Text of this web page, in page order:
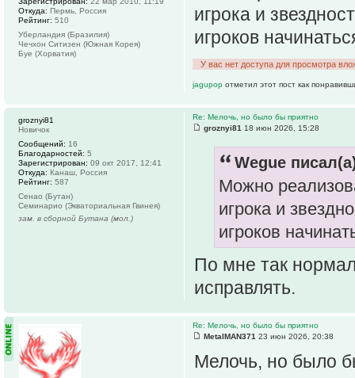
игрока и
игроков
У вас нет доступа для просмотра
jagupop отметил этот пост как
Откуда: Пермь, Россия
Рейтинг: 510
Уберландия (Бразилия)
Чечхон Ситизен (Южная Корея)
Буе (Хорватия)
Re: Мелочь, но было бы приятно
groznyi81 18 июн 2026, 15:28
Wegue
Можно
игрока и
игроков
По мне так
исправлять.
groznyi81
Новичок
Сообщений: 16
Благодарностей: 5
Зарегистрирован: 09 окт 2017, 12:41
Откуда: Канаш, Россия
Рейтинг: 587
Сенао (Бутан)
Семинарио (Экваториальная Гвинея)
зам. в сборной Бутана (мол.)
Re: Мелочь, но было бы приятно
MetalMAN371 23 июн 2026, 20:38
Мелочь, но было